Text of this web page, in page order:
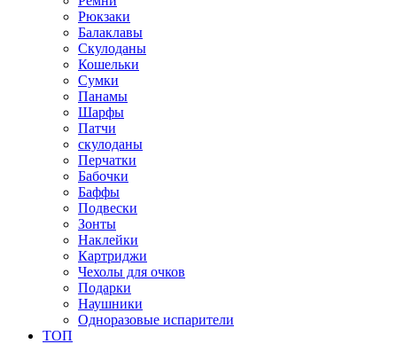
Рюкзаки
Балаклавы
Скулоданы
Кошельки
Сумки
Панамы
Шарфы
Патчи
скулоданы
Перчатки
Бабочки
Баффы
Подвески
Зонты
Наклейки
Картриджи
Чехолы для очков
Подарки
Наушники
Одноразовые испарители
ТОП